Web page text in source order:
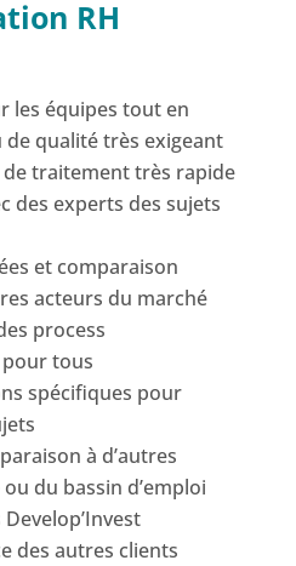
RH
les équipes tout en
de qualité très exigeant
traitement très rapide
des experts des sujets
et comparaison
acteurs du marché
process
tous
spécifiques pour
à d’autres
du bassin d’emploi
des autres clients